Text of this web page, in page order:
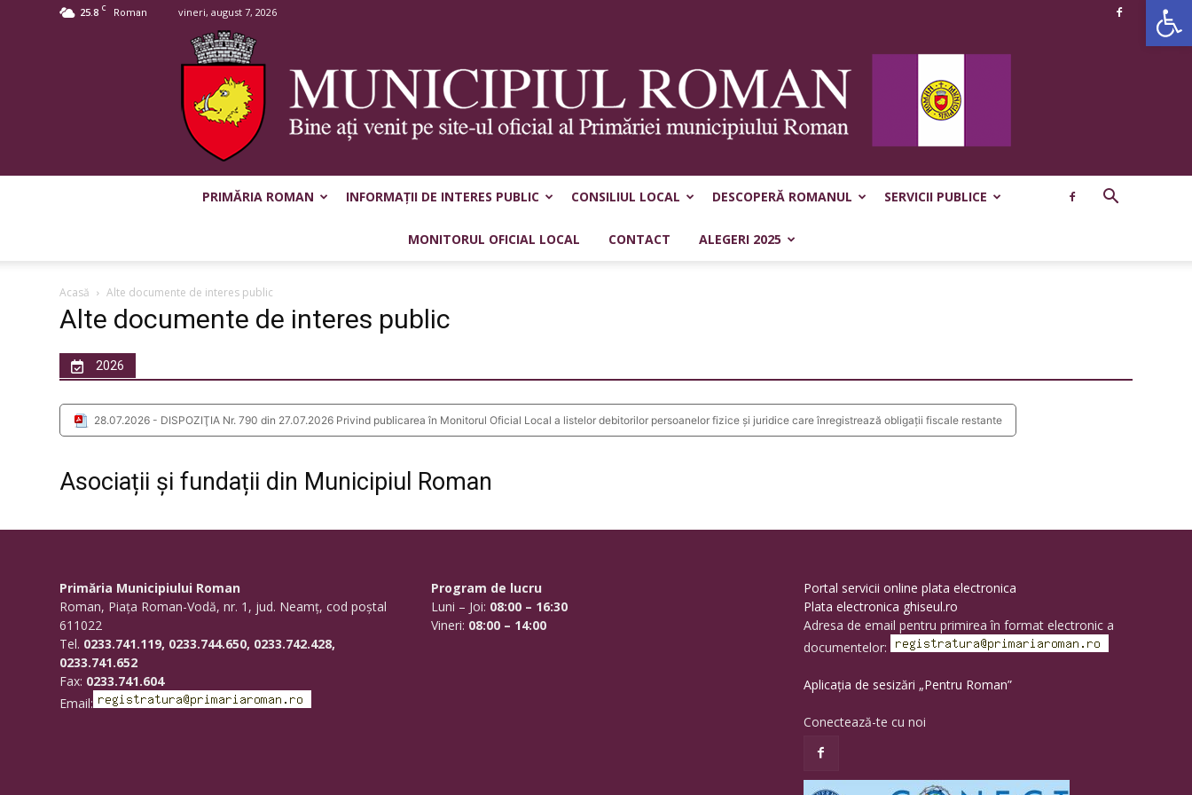
25.8 C Roman vineri, august 7, 2026
Municipiul
PRIMĂRIA ROMAN INFORMAȚII DE INTERES PUBLIC CONSILIUL LOCAL DESCOPERĂ ROMANUL SERVICII PUBLICE
MONITORUL OFICIAL LOCAL CONTACT ALEGERI 2025
Acasă Alte documente de interes public
Alte documente de interes public
2026
28.07.2026 - DISPOZIŢIA Nr. 790 din 27.07.2026 Privind publicarea în Monitorul Oficial Local a listelor debitorilor persoanelor fizice și juridice care înregistrează obligații fiscale restante
Asociații și fundații din Municipiul Roman
Primăria Municipiului Roman
Roman, Piaţa Roman-Vodă, nr. 1, jud. Neamţ, cod poştal
611022
Tel. 0233.741.119, 0233.744.650, 0233.742.428,
0233.741.652
Fax: 0233.741.604
Email:
Program de lucru
Luni – Joi: 08:00 – 16:30
Vineri: 08:00 – 14:00
Portal servicii online plata electronica
Plata electronica ghiseul.ro
Adresa de email pentru primirea în format electronic a
documentelor:
Aplicația de sesizări „Pentru Roman”
Conectează-te cu noi